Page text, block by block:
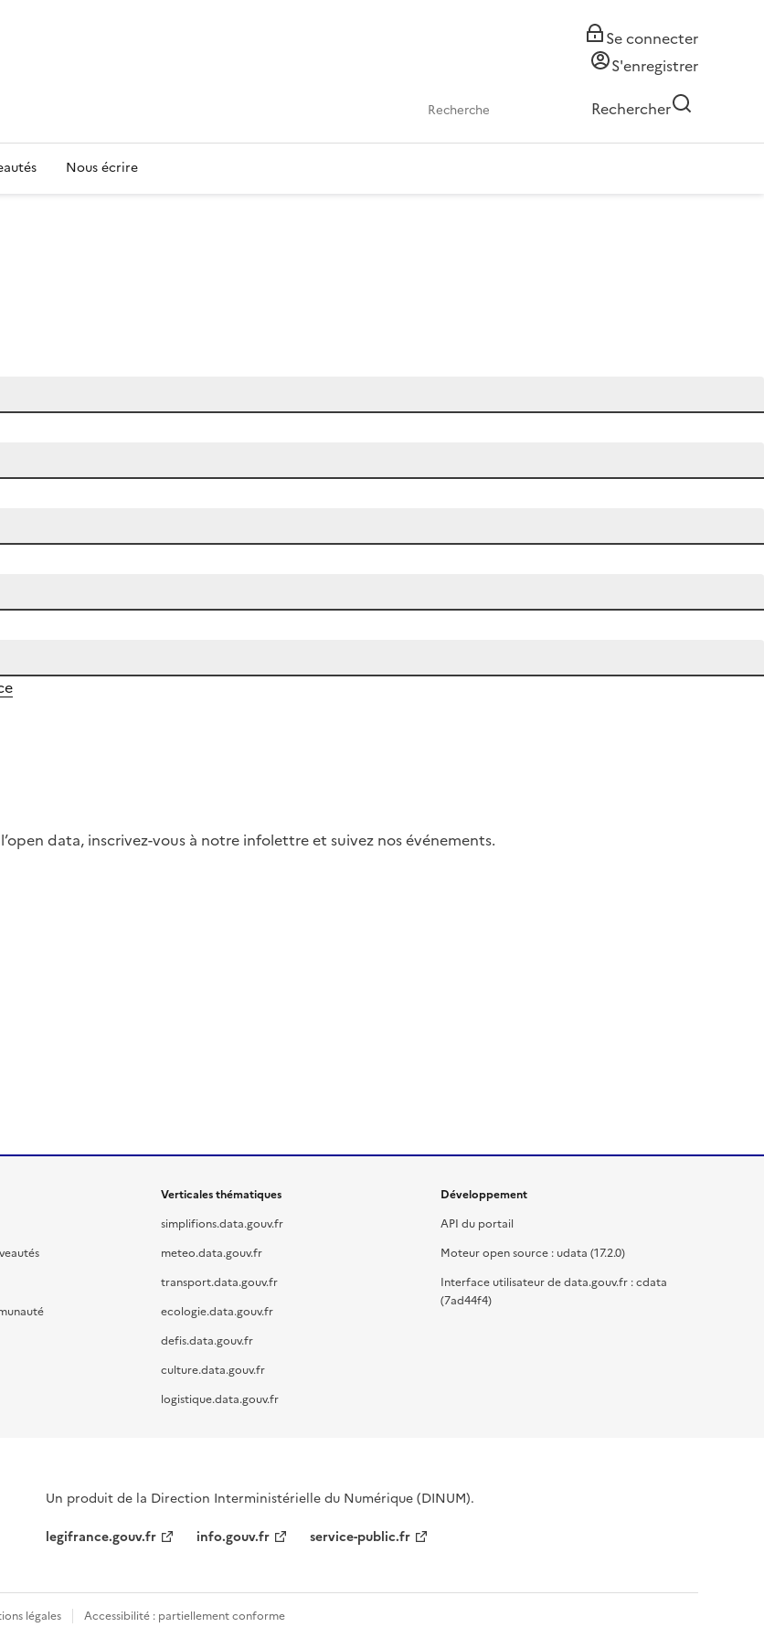
Se connecter
S'enregistrer
Rechercher
Nous écrire
data, inscrivez-vous à notre infolettre et suivez nos événements.
Verticales thématiques
simplifions.data.gouv.fr
meteo.data.gouv.fr
transport.data.gouv.fr
ecologie.data.gouv.fr
defis.data.gouv.fr
culture.data.gouv.fr
logistique.data.gouv.fr
Développement
API du portail
Moteur open source : udata (17.2.0)
Interface utilisateur de data.gouv.fr : cdata
(7ad44f4)
Un produit de la Direction Interministérielle du Numérique (DINUM).
legifrance.gouv.fr
info.gouv.fr service-public.fr
légales Accessibilité : partiellement conforme